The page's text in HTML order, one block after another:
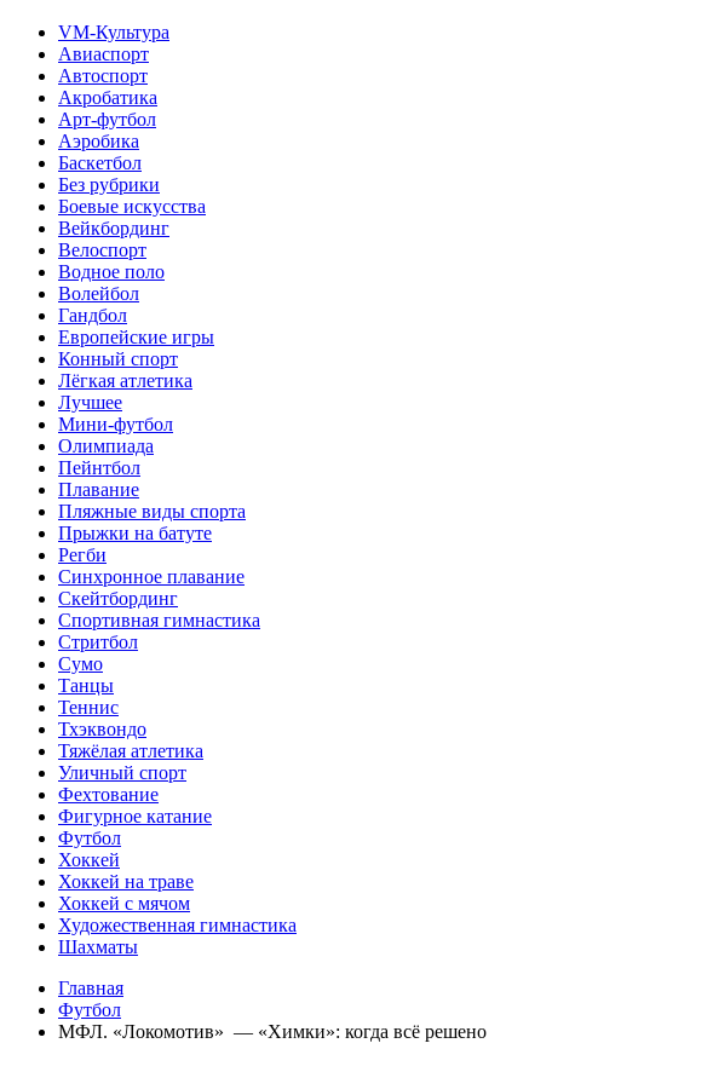
VM-Культура
Авиаспорт
Автоспорт
Акробатика
Арт-футбол
Аэробика
Баскетбол
Без рубрики
Боевые искусства
Вейкбординг
Велоспорт
Водное поло
Волейбол
Гандбол
Европейские игры
Конный спорт
Лёгкая атлетика
Лучшее
Мини-футбол
Олимпиада
Пейнтбол
Плавание
Пляжные виды спорта
Прыжки на батуте
Регби
Синхронное плавание
Скейтбординг
Спортивная гимнастика
Стритбол
Сумо
Танцы
Теннис
Тхэквондо
Тяжёлая атлетика
Уличный спорт
Фехтование
Фигурное катание
Футбол
Хоккей
Хоккей на траве
Хоккей с мячом
Художественная гимнастика
Шахматы
Главная
Футбол
МФЛ. «Локомотив» — «Химки»: когда всё решено